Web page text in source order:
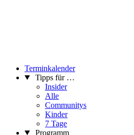
Terminkalender
Tipps für …
Insider
Alle
Communitys
Kinder
7 Tage
Programm